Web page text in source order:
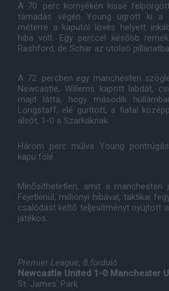
A 70. perc környékén kissé
támadás végén Young ugrott ki a
méterre a kaputól lövés helyett
hiba volt. Egy perccel később
Rashford, de Schar az utolsó
A 72. percben egy manchesteri
Newcastle, Willems kapott labdát,
majd látta, hogy második
Longstaff, elé gurított, a fiatal
alsót, 1-0 a Szarkáknak.
Három perc múlva Young
kapu fölé.
Minősíthetetlen, amit a manchesteri
Fejetlenül, milliónyi hibával, taktikai
csalódást keltő teljesítményt nyújtott
játékos.
Premier League, 8.forduló
Newcastle United 1-0 Manchester
St. James' Park